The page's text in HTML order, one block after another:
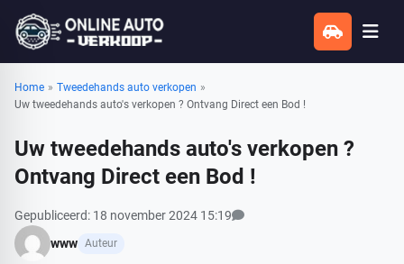
Home » Tweedehands auto verkopen »
Uw tweedehands auto's verkopen ? Ontvang Direct een Bod !
Uw tweedehands auto's verkopen ?
Ontvang Direct een Bod !
Gepubliceerd: 18 november 2024 15:19
Bekijk alle reacties
www Auteur